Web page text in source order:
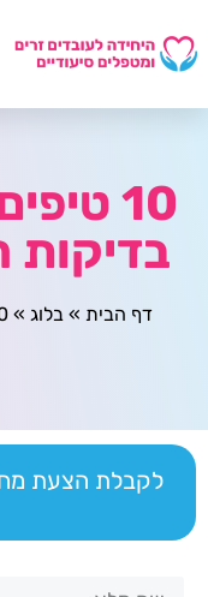
10
בדיקות
דף הבית »בלוג »
לקבלת הצעת